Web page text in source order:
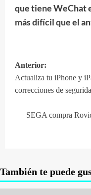
que tiene WeChat
más difícil que el
Navegación
de
Anterior:
Actualiza tu iPhone y
correcciones de
SEGA compra
También te puede